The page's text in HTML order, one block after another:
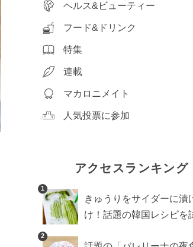
ヘルス&ビューティー
フード&ドリンク
特集
連載
マカロニメイト
人気投票に参加
アクセスランキング
1
きゅうりをサイダーに漬
け！話題の韓国レシピを
2